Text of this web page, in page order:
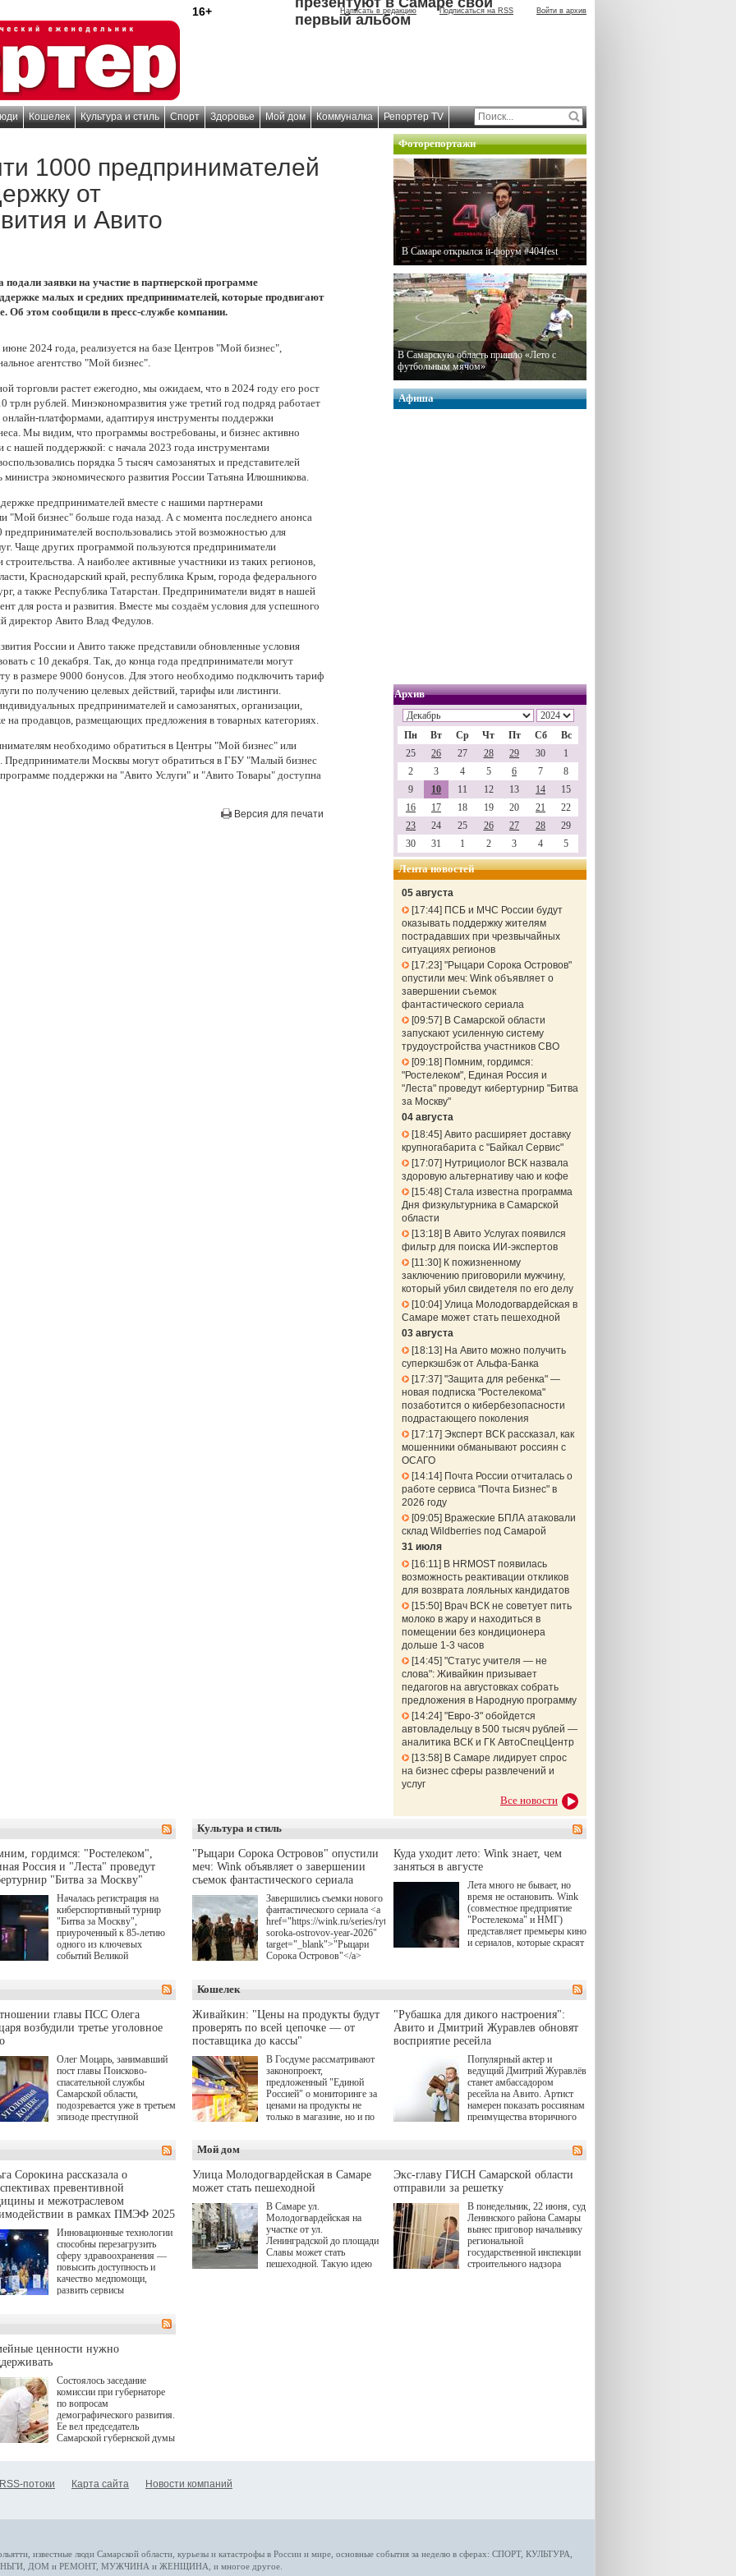
16+ Написать в редакцию Подписаться на RSS Войти в архив
первый альбом
Кошелек Культура и стиль Спорт Здоровье Мой дом Коммуналка Репортер TV
1000 предпринимателей
от
и Авито
подали заявки на участие в партнерской программе
малых и средних предпринимателей, которые продвигают
Об этом сообщили в пресс-службе компании.
2024 года, реализуется на базе Центров "Мой бизнес",
агентство "Мой бизнес".
торговли растет ежегодно, мы ожидаем, что в 2024 году его рост
трлн рублей. Минэкономразвития уже третий год подряд работает
платформами, адаптируя инструменты поддержки
Мы видим, что программы востребованы, и бизнес активно
с нашей поддержкой: с начала 2023 года инструментами
порядка 5 тысяч самозанятых и представителей
министра экономического развития России Татьяна Илюшникова.
предпринимателей вместе с нашими партнерами
"Мой бизнес" больше года назад. А с момента последнего анонса
воспользовались этой возможностью для
Чаще других программой пользуются предприниматели
строительства. А наиболее активные участники из таких регионов,
Краснодарский край, республика Крым, города федерального
а также Республика Татарстан. Предприниматели видят в нашей
для роста и развития. Вместе мы создаём условия для успешного
директор Авито Влад Федулов.
России и Авито также представили обновленные условия
с 10 декабря. Так, до конца года предприниматели могут
в размере 9000 бонусов. Для этого необходимо подключить тариф
по получению целевых действий, тарифы или листинги.
предпринимателей и самозанятых, организации,
на продавцов, размещающих предложения в товарных категориях.
необходимо обратиться в Центры "Мой бизнес" или
Предприниматели Москвы могут обратиться в ГБУ "Малый бизнес
поддержки на "Авито Услуги" и "Авито Товары" доступна
Версия для печати
Фоторепортажи
В Самаре открылся it-форум #404fest
В Самарскую область пришло «Лето с
футбольным мячом»
Афиша
Архив
Пн Вт Ср Чт Пт Сб
Вс
25
26 27 28 29 30
1
2
3 4 5 6 7
8
9
10 11 12 13 14
15
16
17 18 19 20 21
22
23
24 25 26 27 28
29
30
31 1 2 3 4 5
Лента новостей
05 августа
17:44 ПСБ и МЧС России будут
оказывать поддержку жителям
пострадавших при чрезвычайных
ситуациях регионов
17:23 "Рыцари Сорока Островов"
опустили меч: Wink объявляет о
завершении съемок
фантастического сериала
09:57
В Самарской области
запускают усиленную систему
трудоустройства участников СВО
09:18 Помним, гордимся:
"Ростелеком", Единая Россия и
"Леста" проведут кибертурнир "Битва
за Москву"
04 августа
18:45 Авито расширяет доставку
крупногабарита с "Байкал Сервис"
17:07
Нутрициолог ВСК назвала
здоровую альтернативу чаю и кофе
15:48 Стала известна программа
Дня физкультурника в Самарской
области
13:18 В Авито Услугах появился
фильтр для поиска ИИ-экспертов
11:30 К пожизненному
заключению приговорили мужчину,
который убил свидетеля по его делу
10:04 Улица Молодогвардейская в
Самаре может стать пешеходной
03 августа
18:13
На Авито можно получить
суперкэшбэк от Альфа-Банка
17:37 "Защита для ребенка" —
новая подписка "Ростелекома"
позаботится о кибербезопасности
подрастающего поколения
17:17 Эксперт ВСК рассказал, как
мошенники обманывают россиян с
ОСАГО
14:14 Почта России отчиталась о
работе сервиса "Почта Бизнес" в
2026 году
09:05
Вражеские БПЛА атаковали
склад Wildberries под Самарой
31 июля
16:11
В HRMOST появилась
возможность реактивации откликов
для возврата лояльных кандидатов
15:50 Врач ВСК не советует пить
молоко в жару и находиться в
помещении без кондиционера
дольше 1-3 часов
14:45 "Статус учителя — не
слова": Живайкин призывает
педагогов на августовках собрать
предложения в Народную программу
14:24 "Евро-3" обойдется
автовладельцу в 500 тысяч рублей —
аналитика ВСК и ГК АвтоСпецЦентр
13:58 В Самаре лидирует спрос
на бизнес сферы развлечений и
услуг
Все новости
гордимся: "Ростелеком",
Россия и "Леста" проведут
"Битва за Москву"
Началась регистрация на
киберспортивный турнир
"Битва за Москву",
приуроченный к 85-летию
одного из ключевых
событий Великой
игре "Мир танков"
выступили "Ростелеком",
партия "Единая Россия",
игровая студия "Леста" и
Культура и стиль
"Рыцари Сорока Островов" опустили
меч: Wink объявляет о завершении
съемок фантастического сериала
Завершились съемки нового
фантастического сериала <a
href="https://wink.ru/series/rytsari-
soroka-ostrovov-year-2026"
target="_blank">"Рыцари
Сорока Островов"</a>
и НМГ) по мотивам
одноименного романа
Сергея Лукьяненко. Главные
роли в проекте исполнили
Артем Кошман, Полина
Гухман, Вероника
Устимова, Олег Савостюк,
Святослав Рогожан, Кузьма
Котрелёв, Никита
Кологривый, Елисей
Чучилин, Александра
Дмитрий Куличков и Юлия
Волкова в роли родителей.
Режиссер-постановщик
проекта — Егор Чичканов
(сериалы "Комбинация", "И
снова здравствуйте!").
Куда уходит лето: Wink знает, чем
заняться в августе
Лета много не бывает, но
время не остановить. Wink
(совместное предприятие
"Ростелекома" и НМГ)
представляет премьеры кино
и сериалов, которые скрасят
href="https://wink.ru/series/kholod-
year-2026"
target="_blank">"Холод"
</a> (18+) останется только
на экране — весь август по
четвергам продолжат
выходить новые эпизоды
сериала, в котором
беспощадным возмездием в
духе графа Монте-Кристо
занимается наша
современница.
главы ПСС Олега
возбудили третье уголовное
Олег Моцарь, занимавший
пост главы Поисково-
спасательной службы
Самарской области,
подозревается уже в третьем
эпизоде преступной
о превышении полномочий,
а сам он находится в СИЗО.
Кошелек
Живайкин: "Цены на продукты будут
проверять по всей цепочке — от
поставщика до кассы"
В Госдуме рассматривают
законопроект,
предложенный "Единой
Россией" о мониторинге за
ценами на продукты не
только в магазине, но и по
подорожания было понятно,
где именно цена "поехала"
вверх и кто её разогнал.
"Рубашка для дикого настроения":
Авито и Дмитрий Журавлев обновят
восприятие ресейла
Популярный актер и
ведущий Дмитрий Журавлёв
станет амбассадором
ресейла на Авито. Артист
намерен показать россиянам
преимущества вторичного
для современного и умного
человека.
Сорокина рассказала о
превентивной
и межотраслевом
в рамках ПМЭФ 2025
Инновационные технологии
способны перезагрузить
сферу здравоохранения —
повысить доступность и
качество медпомощи,
развить сервисы
определенными барьерами.
К ним можно отнести
возникающие при работе с
данными пациентов. Для
более динамичного роста
проникновения инноваций в
сегмент необходимо кросс-
отраслевое взаимодействие
рассказала Ольга Сорокина,
ходе сессии "Развитие
качества жизни" в рамках
ПМЭФ 2025. В дискуссии
Мой дом
Улица Молодогвардейская в Самаре
может стать пешеходной
В Самаре ул.
Молодогвардейская на
участке от ул.
Ленинградской до площади
Славы может стать
пешеходной. Такую идею
Экс-главу ГИСН Самарской области
отправили за решетку
В понедельник, 22 июня, суд
Ленинского района Самары
вынес приговор начальнику
региональной
государственной инспекции
строительного надзора
ценности нужно
Состоялось заседание
комиссии при губернаторе
по вопросам
демографического развития.
Ее вел председатель
Самарской губернской думы
RSS-потоки Карта сайта Новости компаний
известные люди Самарской области, курьезы и катастрофы в России и мире , основные события за неделю в сферах: СПОРТ, КУЛЬТУРА,
ДОМ и РЕМОНТ, МУЖЧИНА и ЖЕНЩИНА , и многое другое